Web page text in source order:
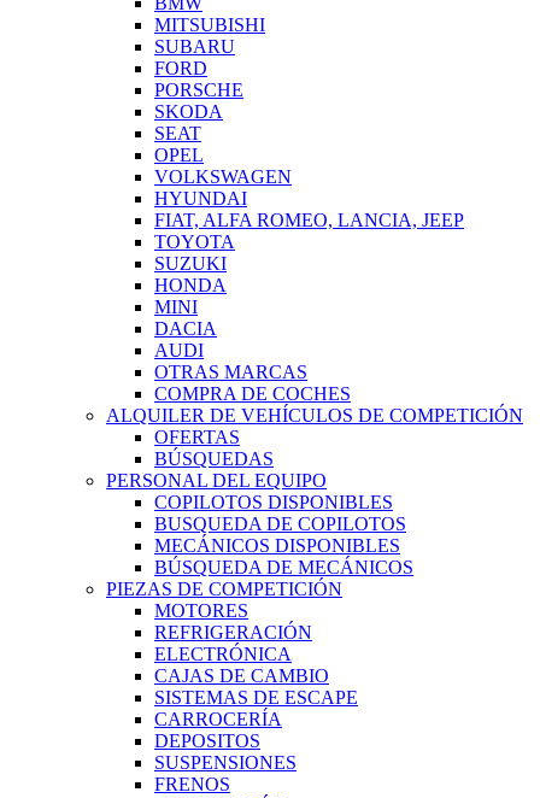
MITSUBISHI
SUBARU
FORD
PORSCHE
SKODA
SEAT
OPEL
VOLKSWAGEN
HYUNDAI
FIAT, ALFA ROMEO, LANCIA, JEEP
TOYOTA
SUZUKI
HONDA
MINI
DACIA
AUDI
OTRAS MARCAS
COMPRA DE COCHES
ALQUILER DE VEHÍCULOS DE COMPETICIÓN
OFERTAS
BÚSQUEDAS
PERSONAL DEL EQUIPO
COPILOTOS DISPONIBLES
BUSQUEDA DE COPILOTOS
MECÁNICOS DISPONIBLES
BÚSQUEDA DE MECÁNICOS
PIEZAS DE COMPETICIÓN
MOTORES
REFRIGERACIÓN
ELECTRÓNICA
CAJAS DE CAMBIO
SISTEMAS DE ESCAPE
CARROCERÍA
DEPOSITOS
SUSPENSIONES
FRENOS